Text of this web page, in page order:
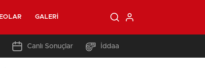
GALERI
Canlı Sonuçlar İddaa